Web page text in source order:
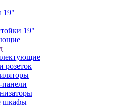
19"
19"
розеток
панели
шкафы